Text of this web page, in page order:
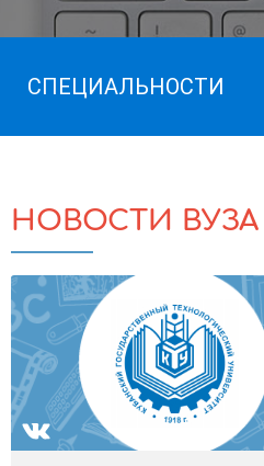
СПЕЦИАЛЬНОСТИ
НОВОСТИ ВУЗА